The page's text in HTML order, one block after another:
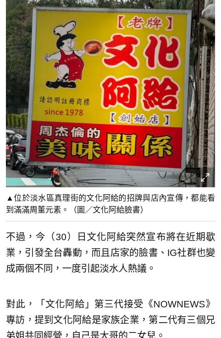
▲位於淡水區真理街的文化阿給的招牌與店內宣傳，都能看
到滿滿周董元素。（圖／文化阿給臉書）
不過，今（30）日文化阿給突然宣布將在近期歇
業，引發全台轟動，而且店家的臉書、IG社群也變
成兩個不同，一度引起淡水人熱議。
對此，「文化阿給」第三代接受《NOWNEWS》
專訪，提到文化阿給是家族企業，第二代有三個兄